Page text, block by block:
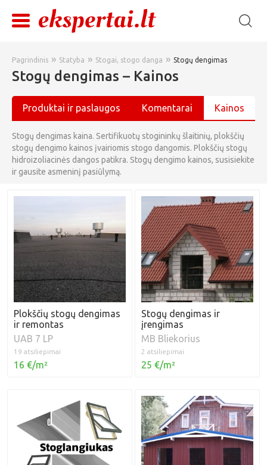
Pagrindinis » Statyba » Stogai, stogo danga » Stogų dengimas
Stogų dengimas – Kainos
Produktai ir paslaugos Komentarai Kainos
Stogų dengimas kaina. Sertifikuotų stogininkų šlaitinių, plokščių
stogų dengimo kainos įvairiomis stogo dangomis. Plokščių stogų
hidroizoliacinės dangos patikra. Stogų dengimo kainos, susisiekite
ir gausite asmeninį pasiūlymą.
Plokščių stogų dengimas
ir remontas
UAB 7 LP
19 atsiliepimai
16 €/m²
Stogų dengimas ir
įrengimas
MB Bliekorius
2 atsiliepimai
25 €/m²